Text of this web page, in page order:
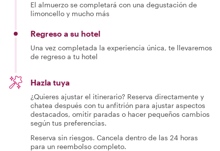
El almuerzo se completará con una degustación de
limoncello y mucho más
Regreso a su hotel
Una vez completada la experiencia única, te llevaremos
de regreso a tu hotel
Hazla tuya
¿Quieres ajustar el itinerario? Reserva directamente y
chatea después con tu anfitrión para ajustar aspectos
destacados, omitir paradas o hacer pequeños cambios
según tus preferencias.
Reserva sin riesgos. Cancela dentro de las 24 horas
para un reembolso completo.